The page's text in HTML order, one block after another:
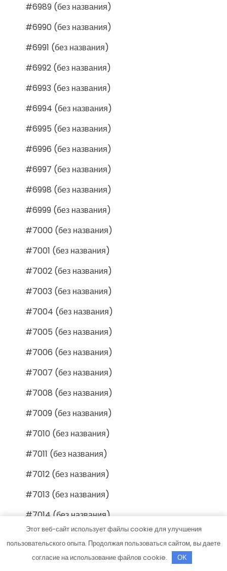
#6989 (без названия)
#6990 (без названия)
#6991 (без названия)
#6992 (без названия)
#6993 (без названия)
#6994 (без названия)
#6995 (без названия)
#6996 (без названия)
#6997 (без названия)
#6998 (без названия)
#6999 (без названия)
#7000 (без названия)
#7001 (без названия)
#7002 (без названия)
#7003 (без названия)
#7004 (без названия)
#7005 (без названия)
#7006 (без названия)
#7007 (без названия)
#7008 (без названия)
#7009 (без названия)
#7010 (без названия)
#7011 (без названия)
#7012 (без названия)
#7013 (без названия)
#7014 (без названия)
#7015 (без названия)
#7016 (без названия)
Этот веб-сайт использует файлы cookie для улучшения
пользовательского опыта. Продолжая пользоваться сайтом, вы даете
согласие на использование файлов cookie.
OK